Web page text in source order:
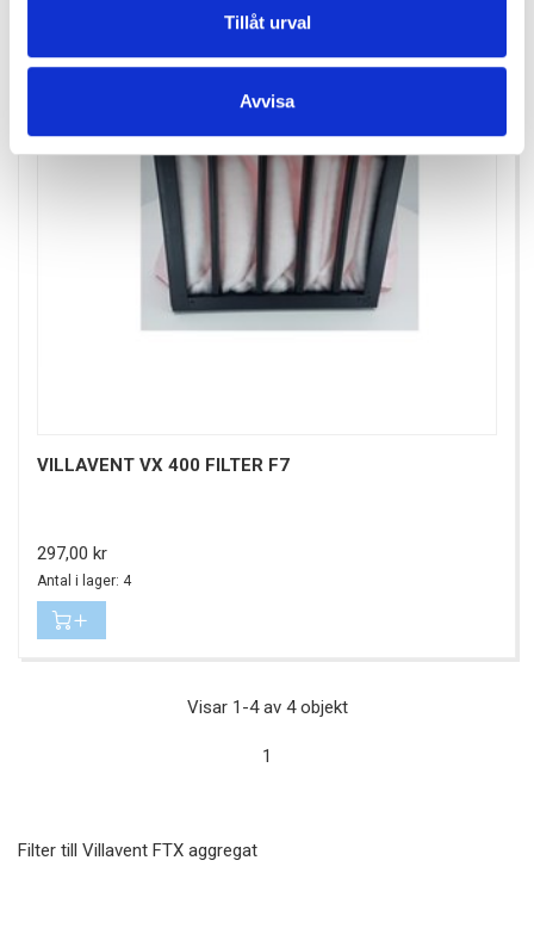
Tillåt urval
Avvisa
VILLAVENT VX 400 FILTER F7
Pris
297,00 kr
Antal i lager: 4
Visar 1-4 av 4 objekt
1
Filter till Villavent FTX aggregat